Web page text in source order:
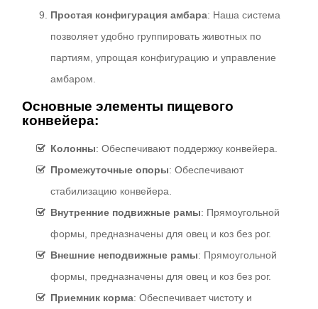
Простая конфигурация амбара: Наша система
позволяет удобно группировать животных по
партиям, упрощая конфигурацию и управление
амбаром.
Основные элементы пищевого
конвейера:
Колонны: Обеспечивают поддержку конвейера.
Промежуточные опоры: Обеспечивают
стабилизацию конвейера.
Внутренние подвижные рамы: Прямоугольной
формы, предназначены для овец и коз без рог.
Внешние неподвижные рамы: Прямоугольной
формы, предназначены для овец и коз без рог.
Приемник корма: Обеспечивает чистоту и